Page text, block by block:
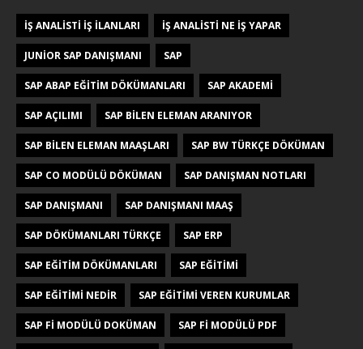
IŞ ANALISTI IŞ ILANLARI IŞ ANALISTI NE IŞ YAPAR
JUNIOR SAP DANIŞMANI SAP
SAP ABAP EĞITIM DÖKÜMANLARI SAP AKADEMI
SAP AÇILIMI SAP BILEN ELEMAN ARANIYOR
SAP BILEN ELEMAN MAAŞLARI SAP BW TÜRKÇE DÖKÜMAN
SAP CO MODÜLÜ DÖKÜMAN SAP DANIŞMAN NOTLARI
SAP DANIŞMANI SAP DANIŞMANI MAAŞ
SAP DÖKÜMANLARI TÜRKÇE SAP ERP
SAP EĞITIM DÖKÜMANLARI SAP EĞITIMI
SAP EĞITIMI NEDIR SAP EĞITIMI VEREN KURUMLAR
SAP FI MODÜLÜ DOKÜMAN SAP FI MODÜLÜ PDF